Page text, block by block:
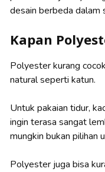
desain berbeda dalam
Kapan
Polyester kurang
natural seperti katun.
Untuk pakaian tidur,
ingin terasa sangat
mungkin bukan pilihan
Polyester juga bisa